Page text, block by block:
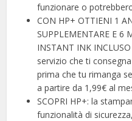
funzionare o
CON HP+ OTTIENI 1
SUPPLEMENTARE E 6
INSTANT INK
servizio che ti
prima che tu rimanga
a partire da 1,99€ al
SCOPRI HP+: la
funzionalità di